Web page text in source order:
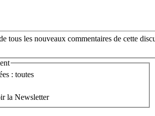
tous les nouveaux commentaires de cette
: toutes
la Newsletter